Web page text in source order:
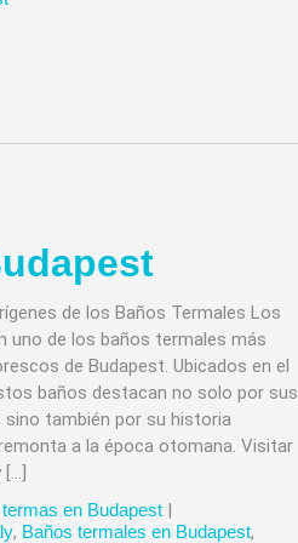
de los Baños Termales Los
uno de los baños termales más
de Budapest. Ubicados en el
baños destacan no solo por sus
sino también por su historia
a la época otomana. Visitar
[…]
en Budapest |
, Baños termales en Budapest,